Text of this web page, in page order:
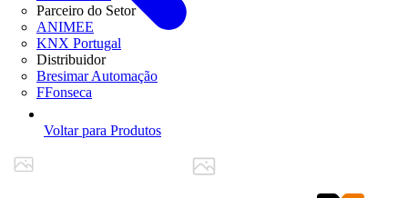
Parceiro do Setor
ANIMEE
KNX Portugal
Distribuidor
Bresimar Automação
FFonseca
Voltar para Produtos